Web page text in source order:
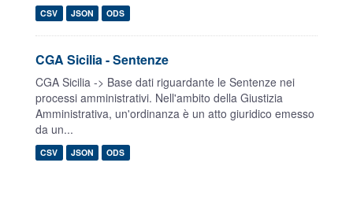
CSV JSON ODS
CGA Sicilia - Sentenze
CGA Sicilia -> Base dati riguardante le Sentenze nei
processi amministrativi. Nell'ambito della Giustizia
Amministrativa, un'ordinanza è un atto giuridico emesso
da un...
CSV JSON ODS